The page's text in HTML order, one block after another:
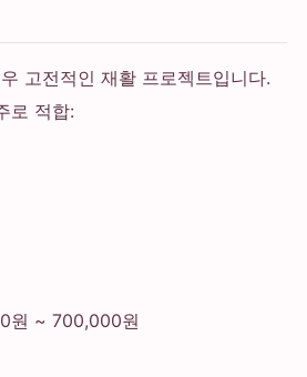
고전적인 재활 프로젝트입니다.
로 적합:
원 ~ 700,000원